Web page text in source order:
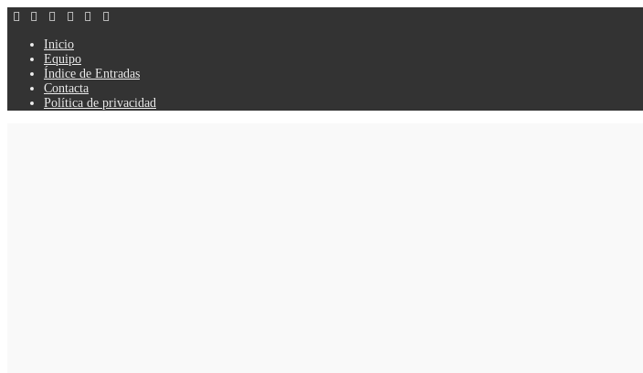
Inicio
Equipo
Índice de Entradas
Contacta
Política de privacidad